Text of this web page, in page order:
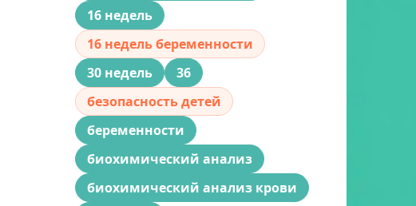
16 недель
16 недель беременности
30 недель
36
безопасность детей
беременности
биохимический анализ
биохимический анализ крови